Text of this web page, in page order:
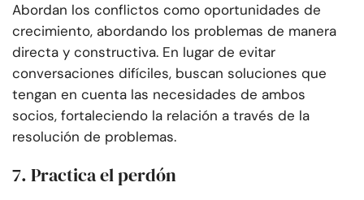
Abordan los conflictos como oportunidades de
crecimiento, abordando los problemas de manera
directa y constructiva. En lugar de evitar
conversaciones difíciles, buscan soluciones que
tengan en cuenta las necesidades de ambos
socios, fortaleciendo la relación a través de la
resolución de problemas.
7. Practica el perdón